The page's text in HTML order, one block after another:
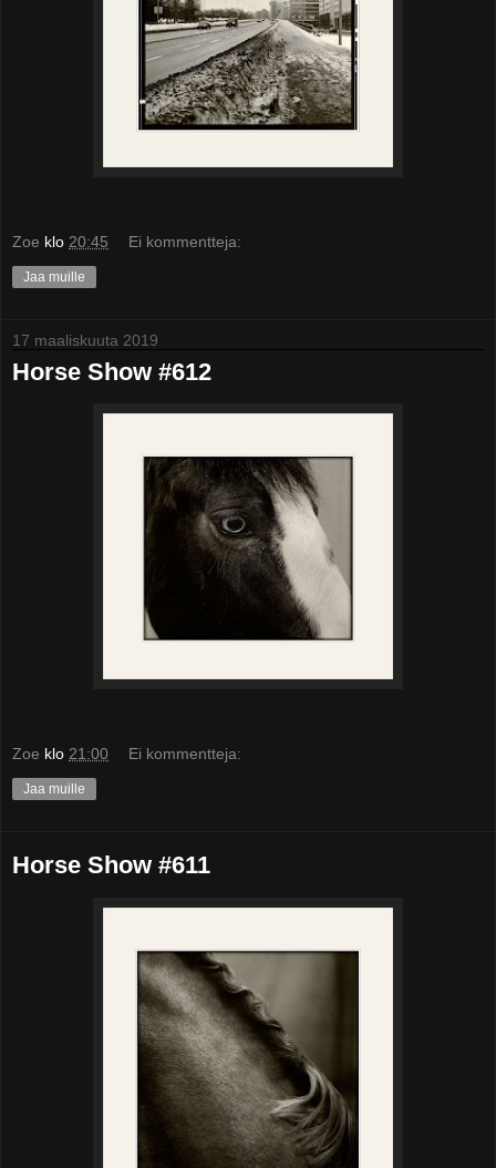
Zoe klo 20:45 Ei kommentteja:
Jaa muille
17 maaliskuuta 2019
Horse Show #612
Zoe klo 21:00 Ei kommentteja:
Jaa muille
Horse Show #611